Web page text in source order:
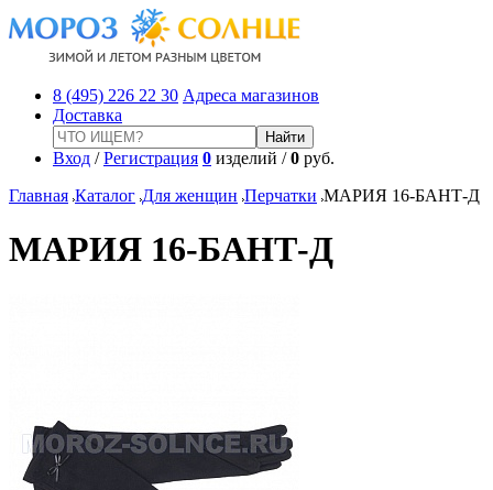
8 (495) 226 22 30 Адреса магазинов
Доставка
Вход /Регистрация 0 изделий /0 руб.
Главная Каталог Для женщин Перчатки МАРИЯ 16-БАНТ-Д
МАРИЯ 16-БАНТ-Д